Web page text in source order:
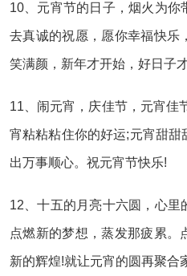
10、元宵节的日子，烟火为你
去真诚的祝愿，愿你幸福快乐
笑满颜，新年才开始，好日子
11、闹元宵，庆佳节，元宵佳
宵粘粘粘住你的好运;元宵甜甜
出万事顺心。祝元宵节快乐!
12、十五的月亮十六圆，心里
点燃新的梦想，蒸发那疲累。
新的辉煌!就让元宵的圆再聚合